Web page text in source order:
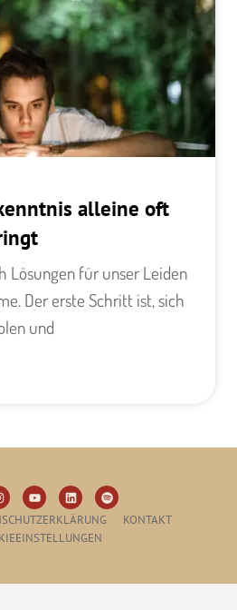
alleine oft
Lösungen für unser Leiden
Der erste Schritt ist, sich
und
KONTAKT